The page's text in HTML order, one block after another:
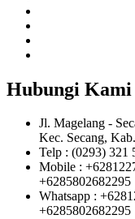
Hubungi Kami
Jl. Magelang -
Kec. Secang,
Telp : (0293) 321
Mobile :
+6285802682295
Whatsapp :
+6285802682295